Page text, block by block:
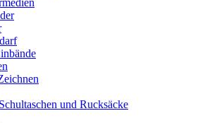
und Rucksäcke